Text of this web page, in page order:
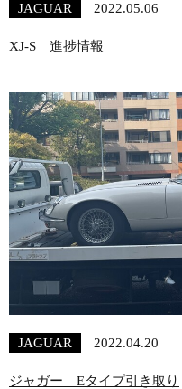
JAGUAR 2022.05.06
XJ-S 進捗情報
JAGUAR 2022.04.20
ジャガー Eタイプ引き取り